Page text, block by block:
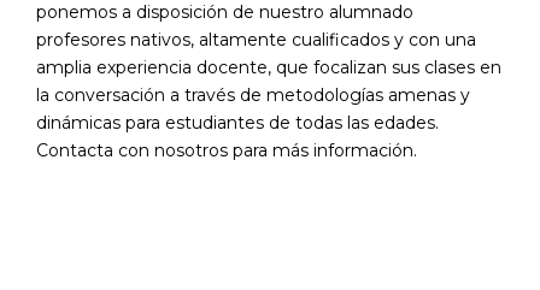
ponemos a disposición de nuestro alumnado
profesores nativos, altamente cualificados y con una
amplia experiencia docente, que focalizan sus clases en
la conversación a través de metodologías amenas y
dinámicas para estudiantes de todas las edades.
Contacta con nosotros para más información.